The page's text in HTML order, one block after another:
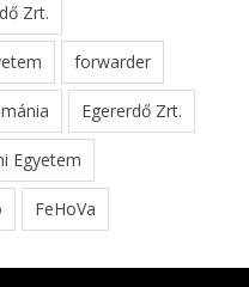
Zrt.
forwarder
Egererdő Zrt.
Egyetem
FeHoVa